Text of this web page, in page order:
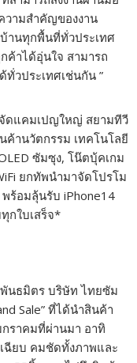
วามสำคัญของงาน
านทุกพื้นที่ทั่วประเทศ
ค้าได้อุ่นใจ สามารถ
ทั่วประเทศเช่นกัน ”
ดแคมเปญใหญ่ สยามทีวี
ค้านวัตกรรม เทคโนโลยี
ซัมซุง, โน๊ตบุ้คเกม
ยกทัพนำมาจัดโปรโม
ร้อมลุ้นรับ iPhone14
กใบเสร็จ*
นธมิตร บริษัท ไทยซัม
Sale” ที่ได้นำสินค้า
กราคมที่ผ่านมา อาทิ
ฉียบ คมชัดทั้งภาพและ